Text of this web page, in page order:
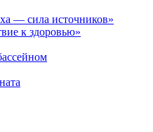
— сила источников»
к здоровью»